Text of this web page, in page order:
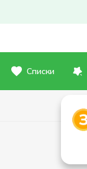
Списки